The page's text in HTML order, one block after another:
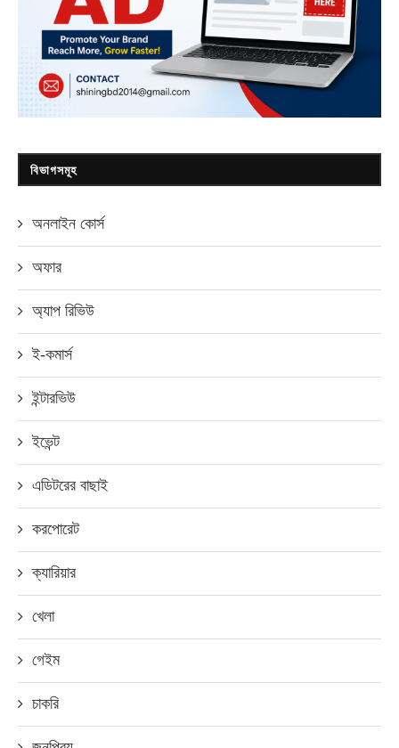
বিভাগসমূহ
অনলাইন কোর্স
অফার
অ্যাপ রিভিউ
ই-কমার্স
ইন্টারভিউ
ইভেন্ট
এডিটরের বাছাই
করপোরেট
ক্যারিয়ার
খেলা
গেইম
চাকরি